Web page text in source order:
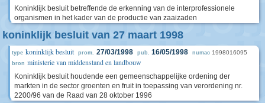
Koninklijk besluit betreffende de erkenning van de interprofessionele
organismen in het kader van de productie van zaaizaden
koninklijk besluit van 27 maart 1998
type koninklijk besluit prom. 27/03/1998 pub. 16/05/1998 numac 1998016095
bron ministerie van middenstand en landbouw
Koninklijk besluit houdende een gemeenschappelijke ordening der
markten in de sector groenten en fruit in toepassing van verordening nr.
2200/96 van de Raad van 28 oktober 1996